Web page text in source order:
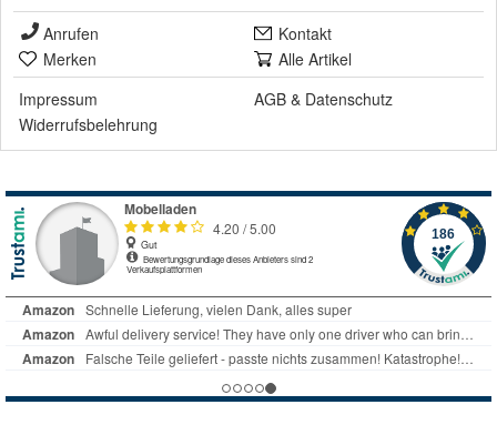
Anrufen
Kontakt
Merken
Alle Artikel
Impressum
AGB & Datenschutz
Widerrufsbelehrung